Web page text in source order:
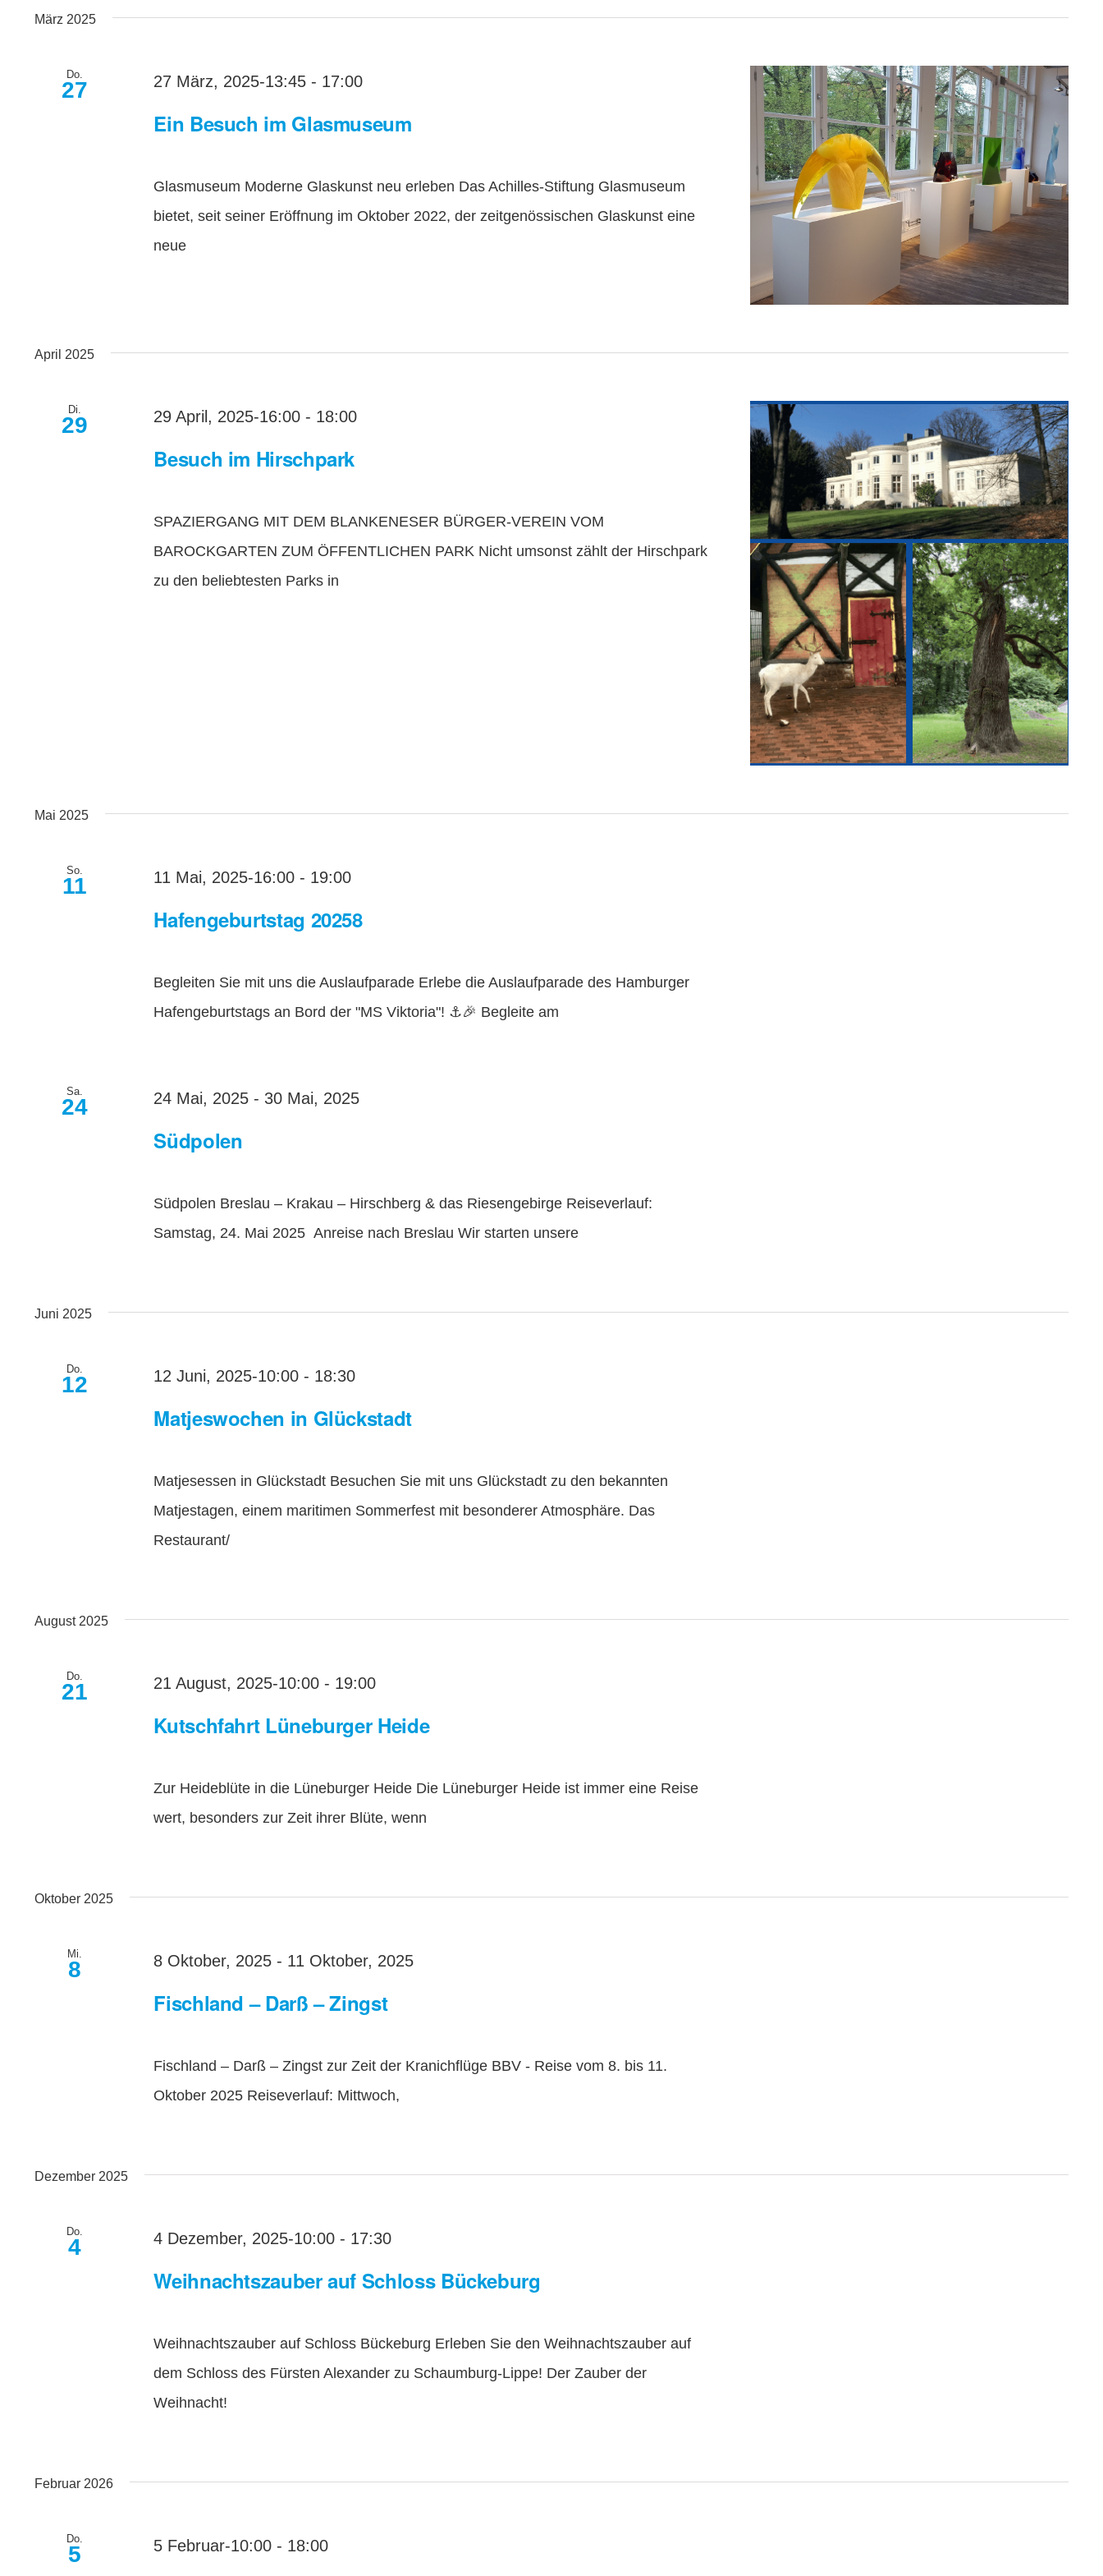
Ansichten,
Navigation
nach
Schlüsselwort.
März 2025
Do.
27
Ein Besuch im Glasmuseum
27 März, 2025-13:45 - 17:00
Glasmuseum Moderne Glaskunst neu erleben Das Achilles-Stiftung Glasmuseum
bietet, seit seiner Eröffnung im Oktober 2022, der zeitgenössischen Glaskunst eine
neue
April 2025
Di.
29
Besuch im Hirschpark
29 April, 2025-16:00 - 18:00
SPAZIERGANG MIT DEM BLANKENESER BÜRGER-VEREIN VOM
BAROCKGARTEN ZUM ÖFFENTLICHEN PARK Nicht umsonst zählt der Hirschpark
zu den beliebtesten Parks in
Mai 2025
So.
11
Hafengeburtstag 20258
11 Mai, 2025-16:00 - 19:00
Begleiten Sie mit uns die Auslaufparade Erlebe die Auslaufparade des Hamburger
Hafengeburtstags an Bord der "MS Viktoria"! ⚓🎉 Begleite am
Sa.
24
Südpolen
24 Mai, 2025 - 30 Mai, 2025
Südpolen Breslau – Krakau – Hirschberg & das Riesengebirge Reiseverlauf:
Samstag, 24. Mai 2025 Anreise nach Breslau Wir starten unsere
Juni 2025
Do.
12
Matjeswochen in Glückstadt
12 Juni, 2025-10:00 - 18:30
Matjesessen in Glückstadt Besuchen Sie mit uns Glückstadt zu den bekannten
Matjestagen, einem maritimen Sommerfest mit besonderer Atmosphäre. Das
Restaurant/
August 2025
Do.
21
Kutschfahrt Lüneburger Heide
21 August, 2025-10:00 - 19:00
Zur Heideblüte in die Lüneburger Heide Die Lüneburger Heide ist immer eine Reise
wert, besonders zur Zeit ihrer Blüte, wenn
Oktober 2025
Mi.
8
Fischland – Darß – Zingst
8 Oktober, 2025 - 11 Oktober, 2025
Fischland – Darß – Zingst zur Zeit der Kranichflüge BBV - Reise vom 8. bis 11.
Oktober 2025 Reiseverlauf: Mittwoch,
Dezember 2025
Do.
4
Weihnachtszauber auf Schloss Bückeburg
4 Dezember, 2025-10:00 - 17:30
Weihnachtszauber auf Schloss Bückeburg Erleben Sie den Weihnachtszauber auf
dem Schloss des Fürsten Alexander zu Schaumburg-Lippe! Der Zauber der
Weihnacht!
Februar 2026
Do.
5 5 Februar-10:00 - 18:00